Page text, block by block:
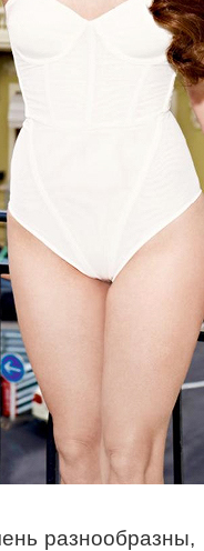
разнообразны,